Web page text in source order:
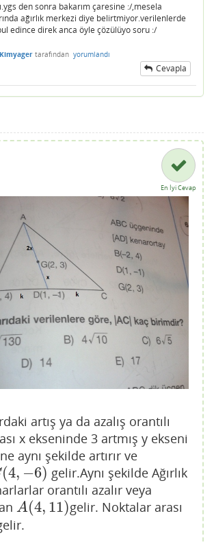
den sonra bakarım çaresine :/,mesela
ağırlık merkezi diye belirtmiyor.verilenlerde
edince direk anca öyle çözülüyo soru :/
Kimyager tarafından yorumlandı
Cevapla
En İyi Cevap
artış ya da azalış orantılı
x ekseninde 3 artmış y ekseni
aynı şekilde artırır ve
(4, −6)
4,−6)
gelir.Aynı şekilde Ağırlık
orantılı azalır veya
A(4, 11)
A(4,11)
gelir. Noktalar arası